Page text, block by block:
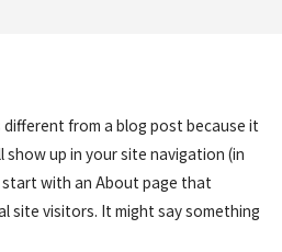
different from a blog post because it
show up in your site navigation (in
with an About page that
site visitors. It might say something